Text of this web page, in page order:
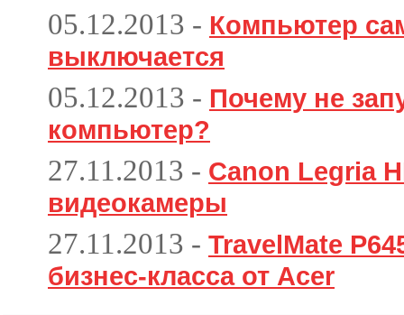
05.12.2013 - Компьютер
выключается
05.12.2013 - Почему не
компьютер?
27.11.2013 - Canon Legria
видеокамеры
27.11.2013 - TravelMate
бизнес-класса от Acer